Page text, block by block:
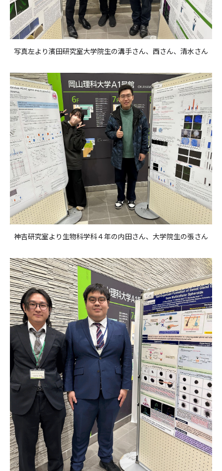
写真左より濱田研究室大学院生の溝手さん、西さん、清水さん
神吉研究室より生物科学科４年の内田さん、大学院生の張さん